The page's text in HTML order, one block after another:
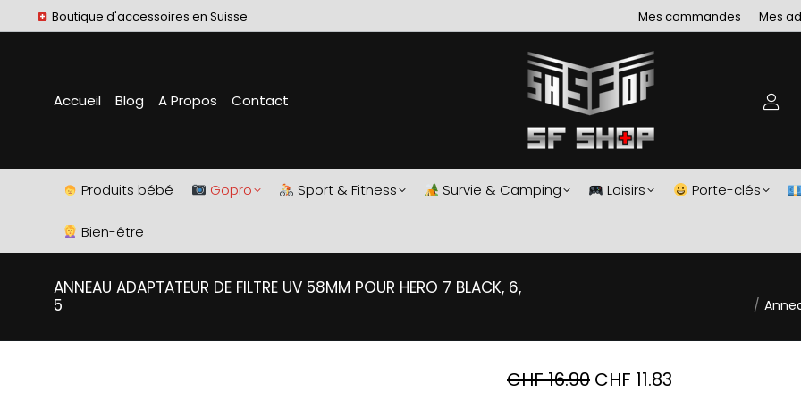
Boutique d'accessoires en Suisse Mes commandes Mes
Accueil Blog A Propos Contact
Produits bébé Gopro Sport & Fitness Survie & Camping Loisirs Porte-clés
Bien-être
ANNEAU ADAPTATEUR DE FILTRE UV 58MM POUR HERO 7 BLACK, 6,
5
CHF16.90 CHF 11.83